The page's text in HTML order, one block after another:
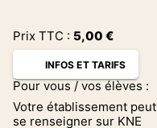
Prix TTC : 5,00 €
INFOS ET TARIFS
Pour vous / vos élèves :
Votre établissement peut
se renseigner sur KNE